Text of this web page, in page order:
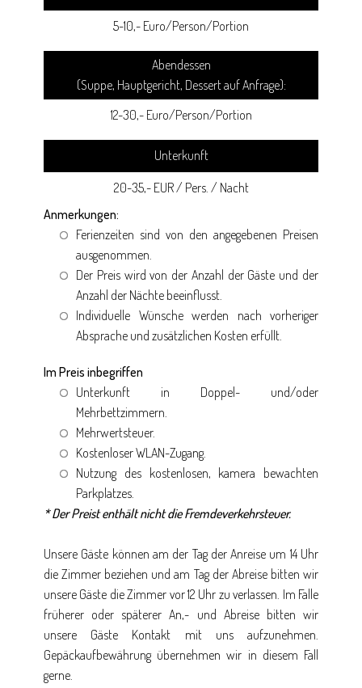
5-10,- Euro/Person/Portion
Abendessen
(Suppe, Hauptgericht, Dessert auf Anfrage):
12-30,- Euro/Person/Portion
Unterkunft
20-35,- EUR / Pers. / Nacht
Anmerkungen:
Ferienzeiten sind von den angegebenen Preisen
ausgenommen.
Der Preis wird von der Anzahl der Gäste und der
Anzahl der Nächte beeinflusst.
Individuelle Wünsche werden nach vorheriger
Absprache und zusätzlichen Kosten erfüllt.
Im Preis inbegriffen
Unterkunft in Doppel- und/oder
Mehrbettzimmern.
Mehrwertsteuer.
Kostenloser WLAN-Zugang.
Nutzung des kostenlosen, kamera bewachten
Parkplatzes.
* Der Preist enthält nicht die Fremdeverkehrsteuer.
Unsere Gäste können am der Tag der Anreise um 14 Uhr
die Zimmer beziehen und am Tag der Abreise bitten wir
unsere Gäste die Zimmer vor 12 Uhr zu verlassen. Im Falle
früherer oder späterer An,- und Abreise bitten wir
unsere Gäste Kontakt mit uns aufzunehmen.
Gepäckaufbewährung übernehmen wir in diesem Fall
gerne.